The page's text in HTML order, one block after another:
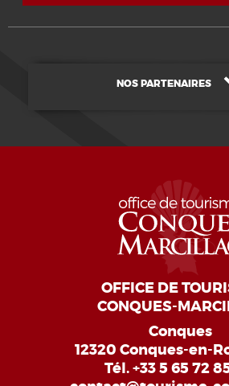
NOS PARTENAIRES
OFFICE DE
CONQUES-
Conques
12320 Conques-en-
Tél.+33 5 65 72